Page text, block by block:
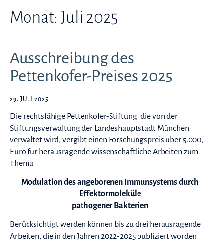
Monat: Juli 2025
Ausschreibung des
Pettenkofer-Preises 2025
29. JULI 2025
Die rechtsfähige Pettenkofer-Stiftung, die von der
Stiftungsverwaltung der Landeshauptstadt München
verwaltet wird, vergibt einen Forschungspreis über 5.000,–
Euro für herausragende wissenschaftliche Arbeiten zum
Thema
Modulation des angeborenen Immunsystems durch
Effektormoleküle
pathogener Bakterien
Berücksichtigt werden können bis zu drei herausragende
Arbeiten, die in den Jahren 2022-2025 publiziert worden